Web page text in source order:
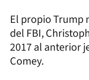
El propio
del FBI,
2017 al anterior
Comey.